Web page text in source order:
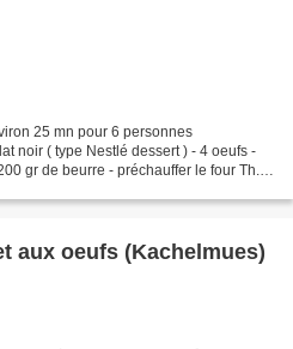
25 mn pour 6 personnes
noir ( type Nestlé dessert ) - 4 oeufs -
gr de beurre - préchauffer le four Th.6
aux oeufs (Kachelmues)